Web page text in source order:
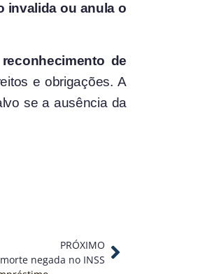
invalida ou anula o
de
e obrigações. A
se a ausência da
PRÓXIMO
negada no INSS